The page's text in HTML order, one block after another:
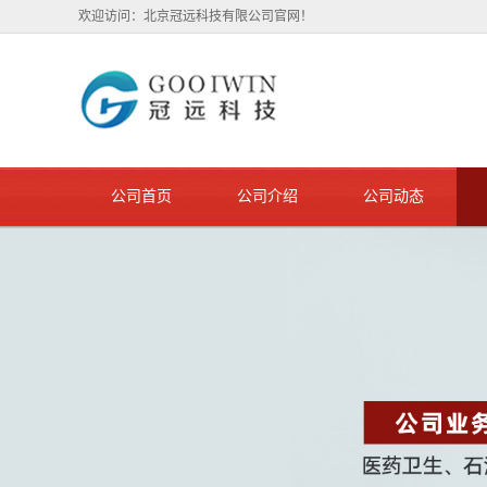
欢迎访问：北京冠远科技有限公司官网！
公司首页 公司介绍 公司动态